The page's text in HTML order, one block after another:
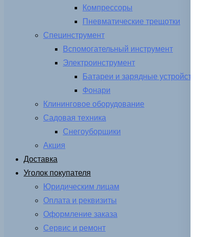
Компрессоры
Пневматические трещотки
Специнструмент
Вспомогательный инструмент
Электроинструмент
Батареи и зарядные устройства
Фонари
Клининговое оборудование
Садовая техника
Снегоуборщики
Акция
Доставка
Уголок покупателя
Юридическим лицам
Оплата и реквизиты
Оформление заказа
Сервис и ремонт